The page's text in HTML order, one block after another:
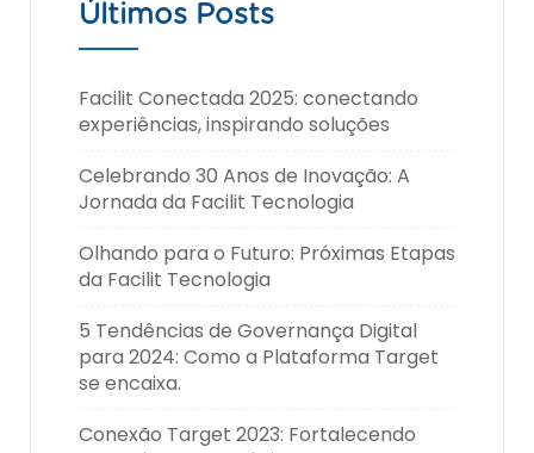
Últimos Posts
Facilit Conectada 2025: conectando
experiências, inspirando soluções
Celebrando 30 Anos de Inovação: A
Jornada da Facilit Tecnologia
Olhando para o Futuro: Próximas Etapas
da Facilit Tecnologia
5 Tendências de Governança Digital
para 2024: Como a Plataforma Target
se encaixa.
Conexão Target 2023: Fortalecendo